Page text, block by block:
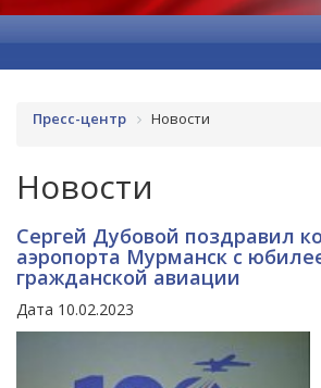
Пресс-центр Новости
Новости
Сергей Дубовой поздравил
аэропорта Мурманск с
гражданской авиации
Дата 10.02.2023